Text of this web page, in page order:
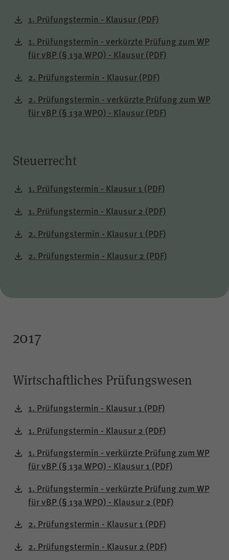
1. Prüfungstermin - Klausur (PDF)
1. Prüfungstermin - verkürzte Prüfung zum WP
für vBP (§ 13a WPO) - Klausur (PDF)
2. Prüfungstermin - Klausur (PDF)
2. Prüfungstermin - verkürzte Prüfung zum WP
für vBP (§ 13a WPO) - Klausur (PDF)
Steuerrecht
1. Prüfungstermin - Klausur 1 (PDF)
1. Prüfungstermin - Klausur 2 (PDF)
2. Prüfungstermin - Klausur 1 (PDF)
2. Prüfungstermin - Klausur 2 (PDF)
2017
Wirtschaftliches Prüfungswesen
1. Prüfungstermin - Klausur 1 (PDF)
1. Prüfungstermin - Klausur 2 (PDF)
1. Prüfungstermin - verkürzte Prüfung zum WP
für vBP (§ 13a WPO) - Klausur 1 (PDF)
1. Prüfungstermin - verkürzte Prüfung zum WP
für vBP (§ 13a WPO) - Klausur 2 (PDF)
2. Prüfungstermin - Klausur 1 (PDF)
2. Prüfungstermin - Klausur 2 (PDF)
(Besuchsstatistiken)“ der
anonymisierten Datenerhebung
ohne Cookies widersprechen,
muss dieser Cookie gesetzt
werden, um Sie als
wiederkehrenden Besucher
erkennen zu können, damit der
Widerspruch nicht bei jedem
Besuch erneut erfolgen muss.
Auch bis zu diesem Zeitpunkt
erfasst zu werden.
Name LS-TVLYRKIVZTGDGMOU
Sitzungsende
Zweck
(WPK)®":
gegebenen Antworten während
eines Ausfüllvorgangs des
Check-ups, um diesen bei
Bedarf zu einem späteren
Zeitpunkt an der gleichen Stelle
wieder fortführen zu können.
Wird nach Beenden des Check-
ups gelöscht.